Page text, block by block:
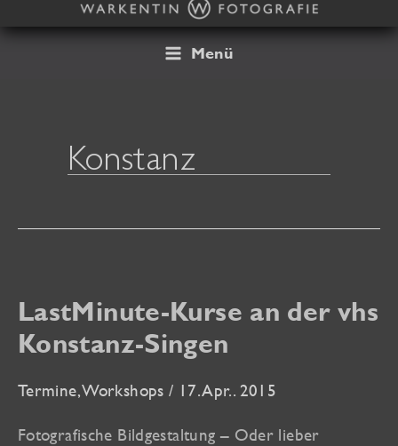
Inhalt
Menü
Konstanz
LastMinute-Kurse an der vhs
Konstanz-Singen
Termine,Workshops / 17. Apr.. 2015
Fotografische Bildgestaltung – Oder lieber